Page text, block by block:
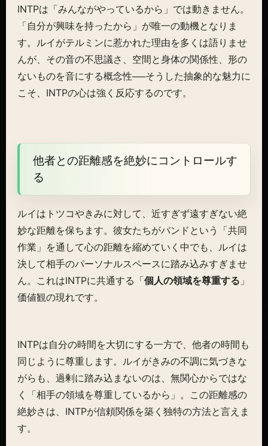
INTPは「みんながやっているから」では動きません。
「自分が興味を持ったから」が唯一の動機となりま
す。ルイがテルミンに惹かれた理由を多くは語りませ
んが、その音の不思議さ、空間と身体の関係性、形の
ないものを音にする概念性──そうした抽象的な魅力に
こそ、INTPの心は強く反応するのです。
他者との距離感を絶妙にコントロールす
る
ルイはトツコやきみに対して、近すぎず遠すぎない絶
妙な距離を保ちます。彼女たちがバンドという「共同
作業」を通して心の距離を縮めていく中でも、ルイは
決して相手のパーソナルスペースに踏み込みすぎませ
ん。これはINTPに共通する「個人の領域を尊重する 」
価値観の現れです。
INTPは自分の時間を大切にする一方で、他者の時間も
同じように尊重します。ルイがきみの不調に気づきな
がらも、過剰に踏み込まないのは、無関心からではな
く「相手の領域を尊重しているから」。この距離感の
絶妙さは、INTPが信頼関係を築く独特の方法と言えま
す。